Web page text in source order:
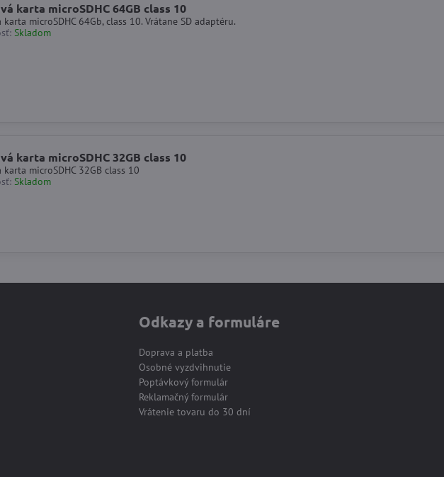
karta microSDHC 64GB class 10
karta microSDHC 64Gb, class 10. Vrátane SD adaptéru.
Skladom
karta microSDHC 32GB class 10
karta microSDHC 32GB class 10
Skladom
Odkazy a formuláre
Doprava a platba
Osobné vyzdvihnutie
Poptávkový formulár
Reklamačný formulár
Vrátenie tovaru do 30 dní